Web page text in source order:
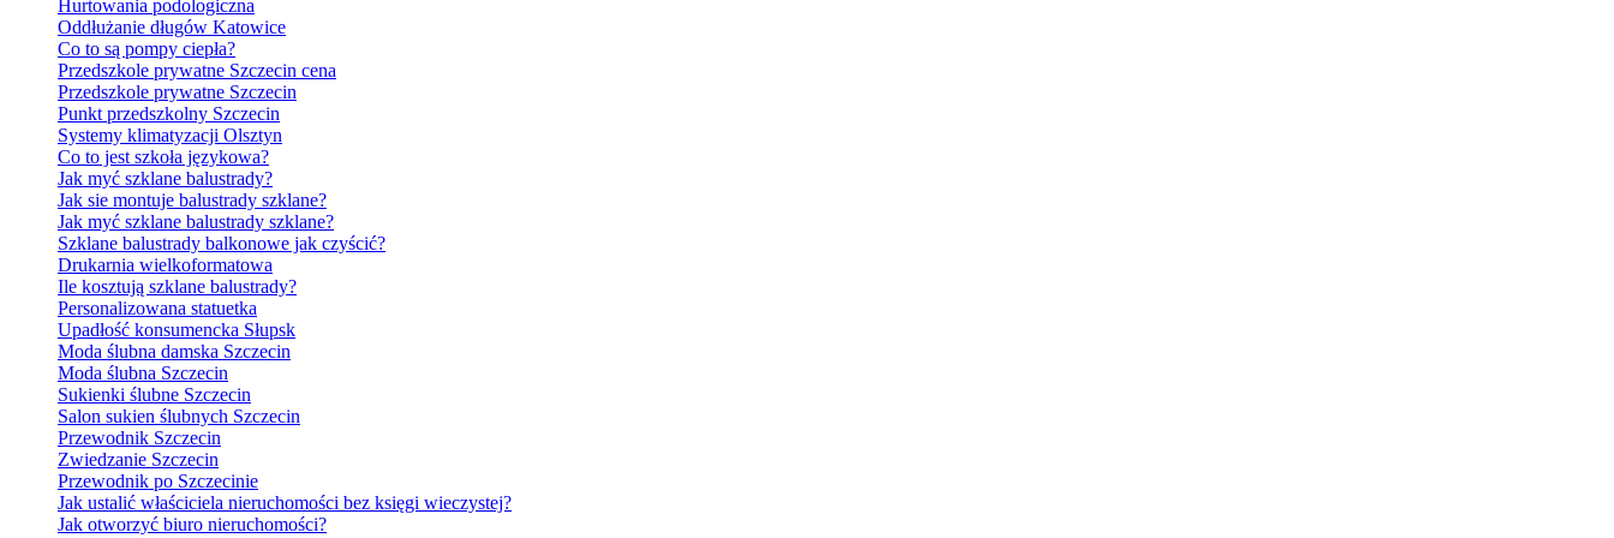
Hurtowania podologiczna
Oddłużanie długów Katowice
Co to są pompy ciepła?
Przedszkole prywatne Szczecin cena
Przedszkole prywatne Szczecin
Punkt przedszkolny Szczecin
Systemy klimatyzacji Olsztyn
Co to jest szkoła językowa?
Jak myć szklane balustrady?
Jak sie montuje balustrady szklane?
Jak myć szklane balustrady szklane?
Szklane balustrady balkonowe jak czyścić?
Drukarnia wielkoformatowa
Ile kosztują szklane balustrady?
Personalizowana statuetka
Upadłość konsumencka Słupsk
Moda ślubna damska Szczecin
Moda ślubna Szczecin
Sukienki ślubne Szczecin
Salon sukien ślubnych Szczecin
Przewodnik Szczecin
Zwiedzanie Szczecin
Przewodnik po Szczecinie
Jak ustalić właściciela nieruchomości bez księgi wieczystej?
Jak otworzyć biuro nieruchomości?